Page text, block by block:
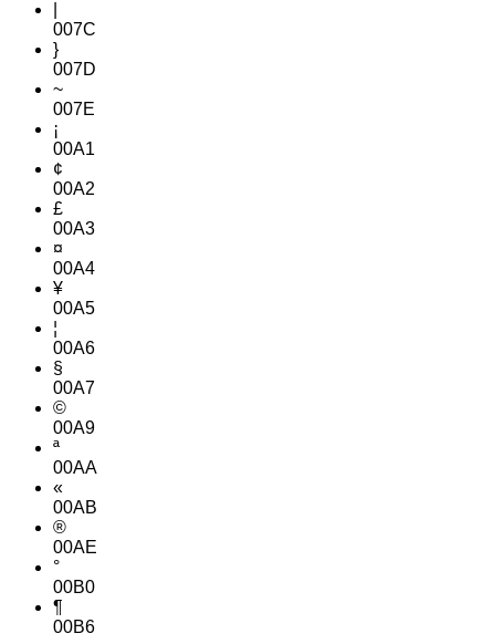
007C
}
007D
~
007E
¡
00A1
¢
00A2
£
00A3
¤
00A4
¥
00A5
¦
00A6
§
00A7
©
00A9
ª
00AA
«
00AB
®
00AE
°
00B0
¶
00B6